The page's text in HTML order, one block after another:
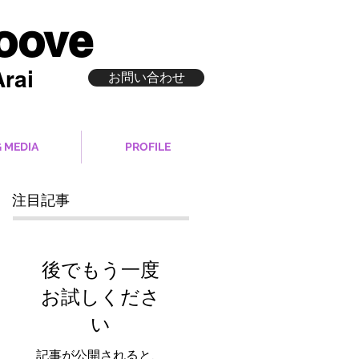
お問い合わせ
MEDIA PROFILE
注目記事
後でもう一度
お試しくださ
い
記事が公開されると、